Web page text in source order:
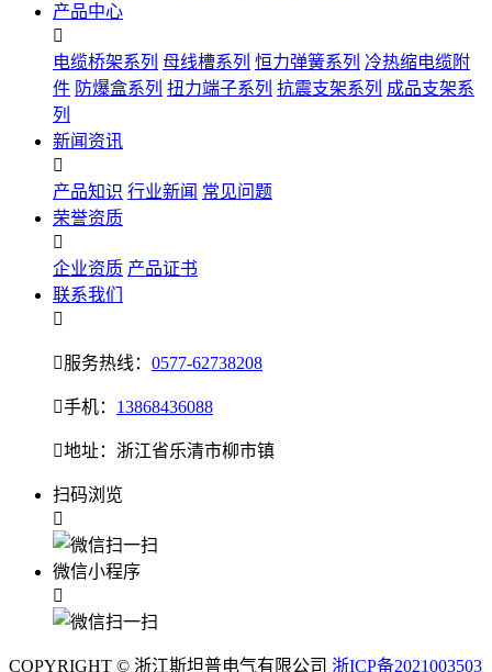
产品中心

电缆桥架系列 母线槽系列 恒力弹簧系列 冷热缩电缆附
件 防爆盒系列 扭力端子系列 抗震支架系列 成品支架系
列
新闻资讯

产品知识 行业新闻 常见问题
荣誉资质

企业资质 产品证书
联系我们

服务热线： 0577-62738208
手机： 13868436088
地址：浙江省乐清市柳市镇
扫码浏览

微信小程序

COPYRIGHT © 浙江斯坦普电气有限公司 浙ICP备2021003503